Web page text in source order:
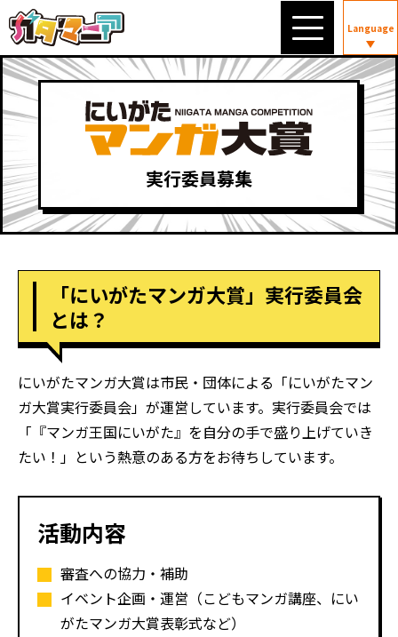
Language
実行委員募集
「にいがたマンガ大賞」実行委員会
とは？
にいがたマンガ大賞は市民・団体による 「にいがたマン
ガ大賞実行委員会」が運営しています。 実行委員会では
「『マンガ王国にいがた』を自分の手で盛り上げていき
たい！」という熱意のある方をお待ちしています。
活動内容
審査への協力・補助
イベント企画・運営（こどもマンガ講座、にい
がたマンガ大賞表彰式など）